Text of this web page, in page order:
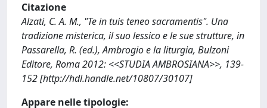
Citazione
Alzati, C. A. M., "Te in tuis teneo sacramentis". Una
tradizione misterica, il suo lessico e le sue strutture, in
Passarella, R. (ed.), Ambrogio e la liturgia, Bulzoni
Editore, Roma 2012: <<STUDIA AMBROSIANA>>, 139-
152 [http://hdl.handle.net/10807/30107]
Appare nelle tipologie: